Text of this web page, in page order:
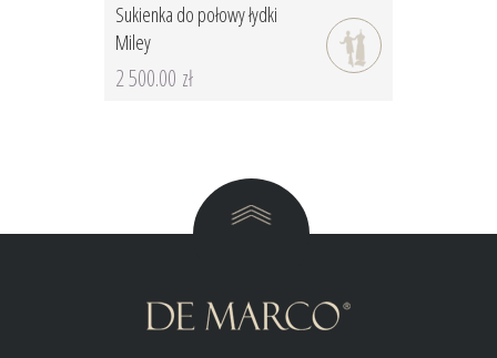
Sukienka do połowy łydki
Miley
2 500.00 zł